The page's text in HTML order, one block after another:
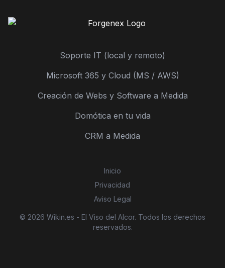
Soporte IT (local y remoto)
Microsoft 365 y Cloud (MS / AWS)
Creación de Webs y Software a Medida
Domótica en tu vida
CRM a Medida
Inicio
Privacidad
Aviso Legal
© 2026 Wikin.es - El Viso del Alcor. Todos los derechos
reservados.